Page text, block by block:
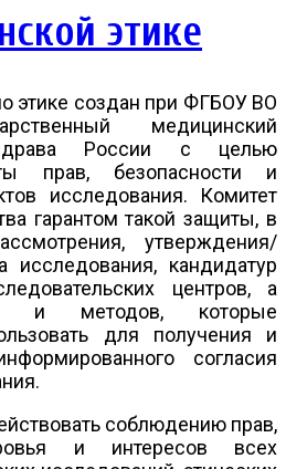
этике
этике создан при ФГБОУ ВО
медицинский
России с целью
прав, безопасности и
исследования. Комитет
гарантом такой защиты, в
утверждения/
исследования, кандидатур
центров, а
и методов, которые
для получения и
согласия
соблюдению прав,
и интересов всех